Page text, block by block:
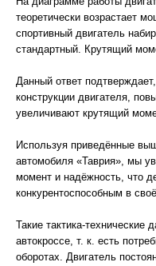
теоретически возрастает
спортивный двигатель
стандартный. Крутящий
Данный ответ
конструкции двигателя,
увеличивают крутящий
Используя приведённые
автомобиля «Таврия», мы
момент и надёжность, что
конкурентоспособным в
Такие тактика-
автокроссе, т. к. есть
оборотах. Двигатель